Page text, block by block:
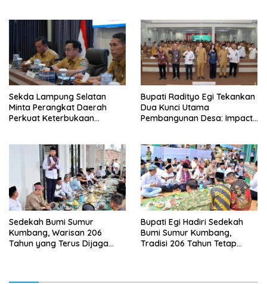
Sekda Lampung Selatan
Minta Perangkat Daerah
Perkuat Keterbukaan
Bupati Radityo Egi Tekankan
Dua Kunci Utama
Pembangunan Desa: Impact
Sedekah Bumi Sumur
Kumbang, Warisan 206
Tahun yang Terus Dijaga
Bupati Egi Hadiri Sedekah
Bumi Sumur Kumbang,
Tradisi 206 Tahun Tetap